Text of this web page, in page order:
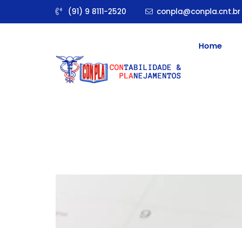
(91) 9 8111-2520 conpla@conpla.cnt.br
Home